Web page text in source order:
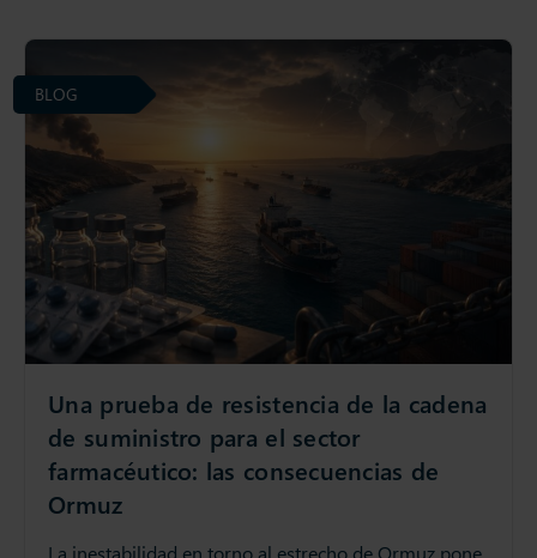
Una prueba de resistencia de la cadena
de suministro para el sector
farmacéutico: las consecuencias de
Ormuz
BLOG